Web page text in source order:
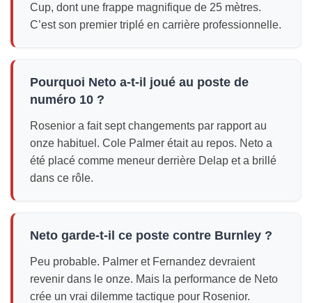
Cup, dont une frappe magnifique de 25 mètres.
C’est son premier triplé en carrière professionnelle.
Pourquoi Neto a-t-il joué au poste de
numéro 10 ?
Rosenior a fait sept changements par rapport au
onze habituel. Cole Palmer était au repos. Neto a
été placé comme meneur derrière Delap et a brillé
dans ce rôle.
Neto garde-t-il ce poste contre Burnley ?
Peu probable. Palmer et Fernandez devraient
revenir dans le onze. Mais la performance de Neto
crée un vrai dilemme tactique pour Rosenior.